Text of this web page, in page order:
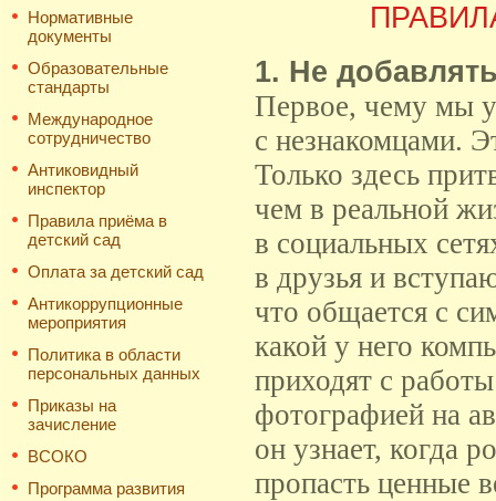
1. Не
Первое, чему мы
с незнакомцами.
Только здесь
чем в реальной
в социальных
в друзья и
что общается с
какой у него
приходят с
фотографией на
он узнает, когда
пропасть ценные
Нормативные
документы
Образовательные
стандарты
Международное
сотрудничество
Антиковидный
инспектор
Правила приёма в
детский сад
Оплата за детский сад
Антикоррупционные
мероприятия
Политика в области
персональных данных
Приказы на
зачисление
ВСОКО
Программа развития